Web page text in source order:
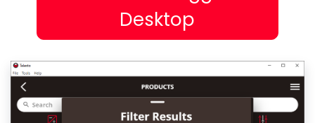
Desktop